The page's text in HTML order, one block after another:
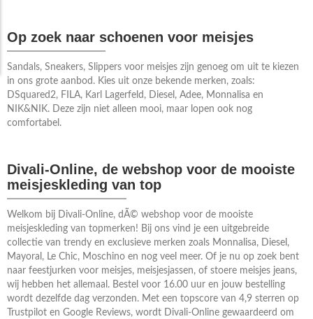
Op zoek naar schoenen voor meisjes
Sandals, Sneakers, Slippers voor meisjes zijn genoeg om uit te kiezen
in ons grote aanbod. Kies uit onze bekende merken, zoals:
DSquared2, FILA, Karl Lagerfeld, Diesel, Adee, Monnalisa en
NIK&NIK. Deze zijn niet alleen mooi, maar lopen ook nog
comfortabel.
Divali-Online, de webshop voor de mooiste
meisjeskleding van top
Welkom bij Divali-Online, dÃ© webshop voor de mooiste
meisjeskleding van topmerken! Bij ons vind je een uitgebreide
collectie van trendy en exclusieve merken zoals Monnalisa, Diesel,
Mayoral, Le Chic, Moschino en nog veel meer. Of je nu op zoek bent
naar feestjurken voor meisjes, meisjesjassen, of stoere meisjes jeans,
wij hebben het allemaal. Bestel voor 16.00 uur en jouw bestelling
wordt dezelfde dag verzonden. Met een topscore van 4,9 sterren op
Trustpilot en Google Reviews, wordt Divali-Online gewaardeerd om